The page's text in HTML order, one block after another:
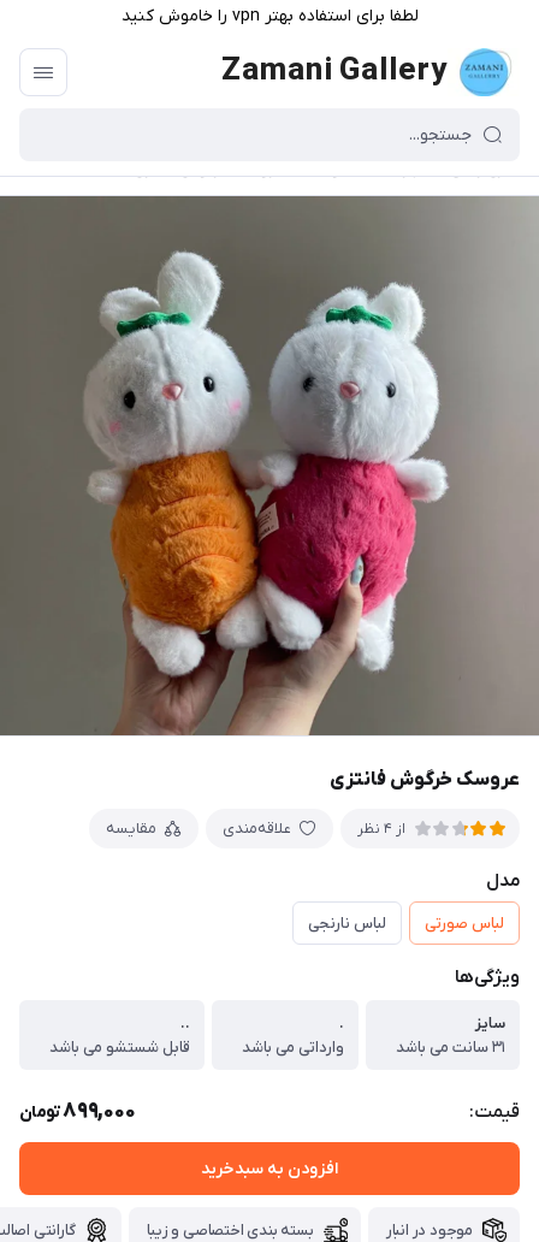
لطفا برای استفاده بهتر vpn را خاموش کنید
Zamani Gallery
عروسک خرگوش فانتزی
از 4 نظر علاقه‌مندی مقایسه
مدل
لباس صورتی لباس نارنجی
ویژگی‌ها
سایز
۳۱ سانت می باشد
.
وارداتی می باشد
..
قابل شستشو می باشد
قیمت: 899,000تومان
افزودن به سبدخرید
موجود در انبار بسته بندی اختصاصی و زیبا گارانتی